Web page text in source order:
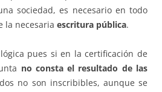
sociedad, es necesario en todo
la necesaria escritura pública.
pues si en la certificación de
no consta el resultado de las
no son inscribibles, aunque se